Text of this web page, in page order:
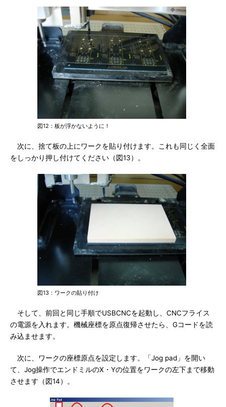
図12：板が浮かないように！
次に、捨て板の上にワークを貼り付けます。これも同じく全面
をしっかり押し付けてください（図13）。
図13：ワークの貼り付け
そして、前回と同じ手順でUSBCNCを起動し、CNCフライス
の電源を入れます。機械座標を原点復帰させたら、Gコードを読
み込ませます。
次に、ワークの座標原点を設定します。「Jog pad」を開い
て、Jog操作でエンドミルのX・Yの位置をワークの左下まで移動
させます（図14）。